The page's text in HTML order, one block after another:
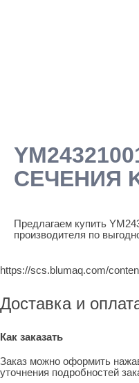
СЕЧЕНИЯ
Предлагаем купить
производителя по
https://scs.blumaq.com/
Доставка и
Как заказать
Заказ можно оформить
уточнения подробностей